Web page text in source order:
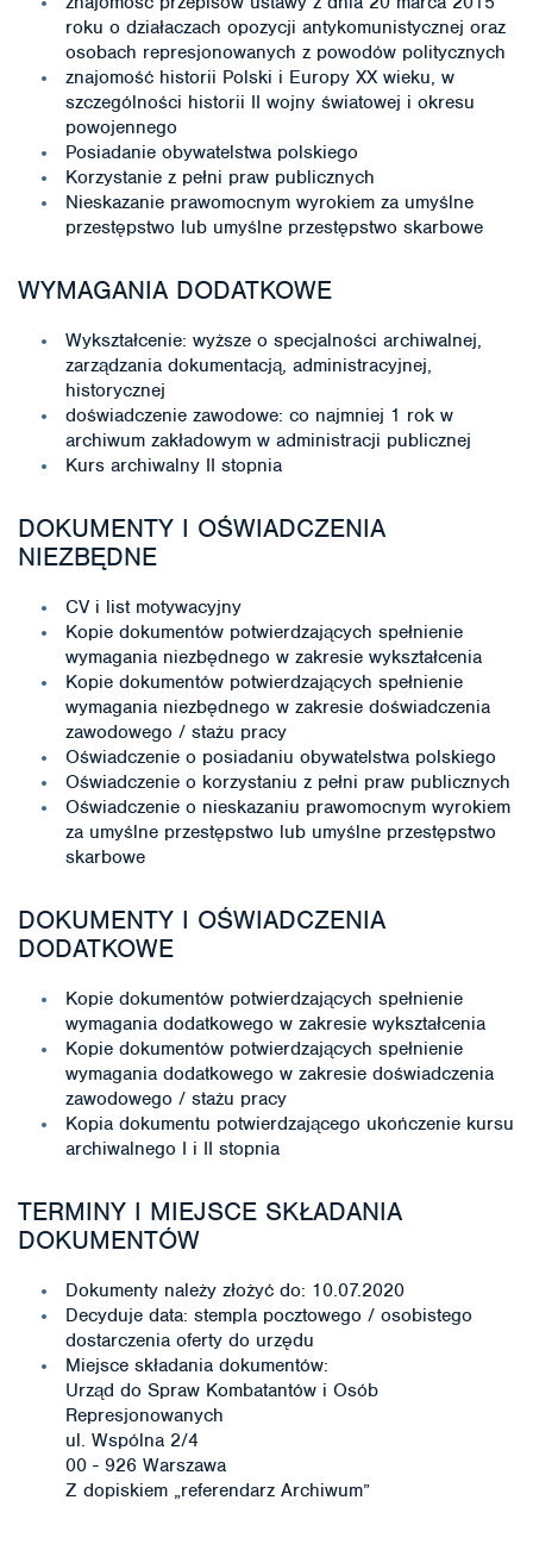
roku o działaczach opozycji antykomunistycznej oraz
osobach represjonowanych z powodów politycznych
znajomość historii Polski i Europy XX wieku, w
szczególności historii II wojny światowej i okresu
powojennego
Posiadanie obywatelstwa polskiego
Korzystanie z pełni praw publicznych
Nieskazanie prawomocnym wyrokiem za umyślne
przestępstwo lub umyślne przestępstwo skarbowe
WYMAGANIA DODATKOWE
Wykształcenie: wyższe o specjalności archiwalnej,
zarządzania dokumentacją, administracyjnej,
historycznej
doświadczenie zawodowe: co najmniej 1 rok w
archiwum zakładowym w administracji publicznej
Kurs archiwalny II stopnia
DOKUMENTY I OŚWIADCZENIA
NIEZBĘDNE
CV i list motywacyjny
Kopie dokumentów potwierdzających spełnienie
wymagania niezbędnego w zakresie wykształcenia
Kopie dokumentów potwierdzających spełnienie
wymagania niezbędnego w zakresie doświadczenia
zawodowego / stażu pracy
Oświadczenie o posiadaniu obywatelstwa polskiego
Oświadczenie o korzystaniu z pełni praw publicznych
Oświadczenie o nieskazaniu prawomocnym wyrokiem
za umyślne przestępstwo lub umyślne przestępstwo
skarbowe
DOKUMENTY I OŚWIADCZENIA
DODATKOWE
Kopie dokumentów potwierdzających spełnienie
wymagania dodatkowego w zakresie wykształcenia
Kopie dokumentów potwierdzających spełnienie
wymagania dodatkowego w zakresie doświadczenia
zawodowego / stażu pracy
Kopia dokumentu potwierdzającego ukończenie kursu
archiwalnego I i II stopnia
TERMINY I MIEJSCE SKŁADANIA
DOKUMENTÓW
Dokumenty należy złożyć do: 10.07.2020
Decyduje data: stempla pocztowego / osobistego
dostarczenia oferty do urzędu
Miejsce składania dokumentów:
Urząd do Spraw Kombatantów i Osób
Represjonowanych
ul. Wspólna 2/4
00 - 926 Warszawa
Z dopiskiem „referendarz Archiwum”